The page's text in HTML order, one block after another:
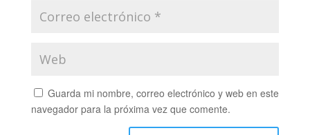
Guarda mi nombre, correo electrónico y web en este
navegador para la próxima vez que comente.